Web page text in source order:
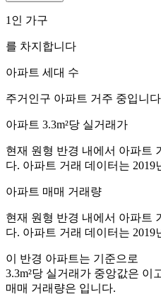
1인 가구
를 차지합니다
아파트 세대 수
주거인구 아파트 거주 중입니다
아파트 3.3m²당 실거래가
현재 원형 반경 내에서 아파트
다. 아파트 거래 데이터는
아파트 매매 거래량
현재 원형 반경 내에서 아파트
다. 아파트 거래 데이터는
이 반경 아파트는 기준으로
3.3m²당 실거래가 중앙값은 이
매매 거래량은 입니다.